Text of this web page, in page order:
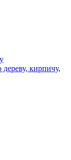
кирпичу,